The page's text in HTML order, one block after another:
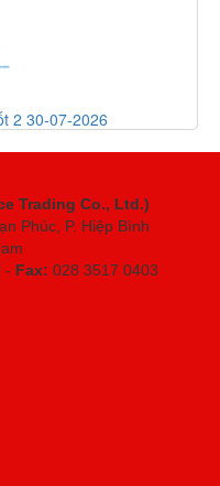
Trading Co., Ltd.)
Phúc, P. Hiệp Bình
- Fax: 028 3517 0403